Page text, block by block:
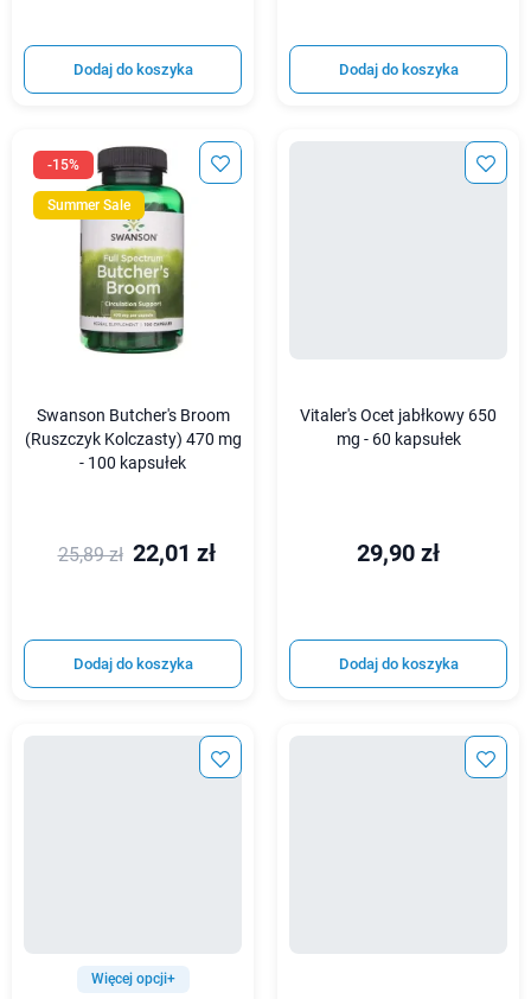
Dodaj do koszyka Dodaj do koszyka
-15%
Summer Sale
Swanson Butcher's Broom
(Ruszczyk Kolczasty) 470 mg
- 100 kapsułek
25,89 zł 22,01 zł
Dodaj do koszyka
Vitaler's Ocet jabłkowy 650
mg - 60 kapsułek
29,90 zł
Dodaj do koszyka
Więcej opcji+